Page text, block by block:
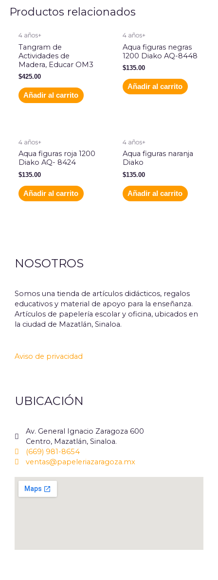
Productos relacionados
4 años+
Tangram de
Actividades de
Madera, Educar OM3
$425.00
Añadir al carrito
4 años+
Aqua figuras negras
1200 Diako AQ-8448
$135.00
Añadir al carrito
4 años+
Aqua figuras roja 1200
Diako AQ- 8424
$135.00
Añadir al carrito
4 años+
Aqua figuras naranja
Diako
$135.00
Añadir al carrito
NOSOTROS
Somos una tienda de artículos didácticos, regalos
educativos y material de apoyo para la enseñanza.
Artículos de papelería escolar y oficina, ubicados en
la ciudad de Mazatlán, Sinaloa.
Aviso de privacidad
UBICACIÓN
Av. General Ignacio Zaragoza 600
Centro, Mazatlán, Sinaloa.
(669) 981-8654
ventas@papeleriazaragoza.mx